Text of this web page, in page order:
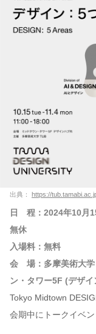
出典： https://
日 程：2024年10月
無休
入場料：無料
会 場：多摩美術大
ン・タワー5F (デザイ
Tokyo Midtown
会期中にトークイベン